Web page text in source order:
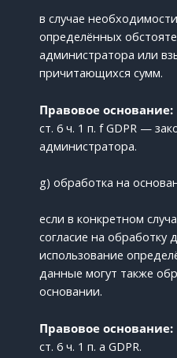
в случае
определённых
администратора или
причитающихся сумм.
Правовое основание:
ст. 6 ч. 1 п. f GDPR —
администратора.
g) обработка на
если в конкретном
согласие на обработку
использование
данные могут также
основании.
Правовое основание:
ст. 6 ч. 1 п. a GDPR.